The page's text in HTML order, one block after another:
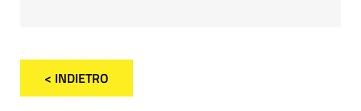
< INDIETRO